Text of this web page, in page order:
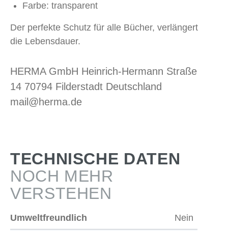
Farbe: transparent
Der perfekte Schutz für alle Bücher, verlängert
die Lebensdauer.
HERMA GmbH Heinrich-Hermann Straße
14 70794 Filderstadt Deutschland
mail@herma.de
TECHNISCHE DATEN
NOCH MEHR
VERSTEHEN
Umweltfreundlich Nein